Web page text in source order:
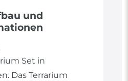
und
Set in
Das Terrarium